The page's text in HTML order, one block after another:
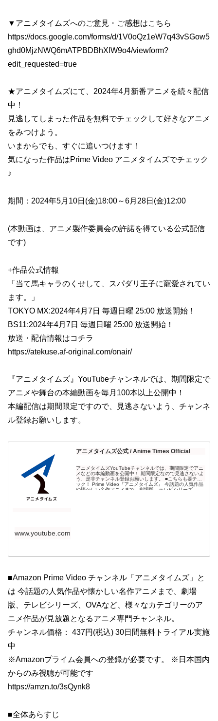
▼アニメタイムズへのご意見・ご感想はこちら
https://docs.google.com/forms/d/1V0oQz1eW7q43vSGow5
ghd0MjzNWQ6mATPBDBhXlW9o4/viewform?
edit_requested=true
★アニメタイムズにて、2024年4月新番アニメを続々配信
中！
見逃してしまった作品を無料でチェックして好きなアニメ
をみつけよう。
いまからでも、すぐに追いつけます！
気になった作品はPrime Video アニメタイムズでチェック
♪
期間：2024年5月10日(金)18:00～6月28日(金)12:00
(本動画は、アニメ製作委員会の許諾を得ている公式配信
です)
+作品公式情報
「当て馬キャラのくせして、スパダリ王子に寵愛されてい
ます。」
TOKYO MX:2024年4月7日 毎週日曜 25:00 放送開始！
BS11:2024年4月7日 毎週日曜 25:00 放送開始！
放送・配信情報はコチラ
https://atekuse.af-original.com/onair/
『アニメタイムズ』YouTubeチャンネルでは、期間限定で
アニメや舞台の本編動画を毎月100本以上公開中！
本編配信は期間限定ですので、見逃さないよう、チャンネ
ル登録お願いします。
アニメタイムズ公式 / Anime Times Official
アニメタイムズYouTubeチャンネルでは、期間限定でアニ
メなどの本編動画を公開中！ 期間限定なので見逃さないよ
う、是非チャンネル登録お願いします。 ■こちらも要チェ
ック！ Prime Video『アニメタイムズ』 今話題の人気作品
や懐かしい名作アニメまで、劇場版、テレビシリーズ、
www.youtube.com
■Amazon Prime Video チャンネル「アニメタイムズ」と
は 今話題の人気作品や懐かしい名作アニメまで、劇場
版、テレビシリーズ、OVAなど、様々なカテゴリーのア
ニメ作品が見放題となるアニメ専門チャンネル。
チャンネル価格： 437円(税込) 30日間無料トライアル実施
中
※Amazonプライム会員への登録が必要です。 ※日本国内
からのみ視聴が可能です
https://amzn.to/3sQynk8
■全体あらすじ